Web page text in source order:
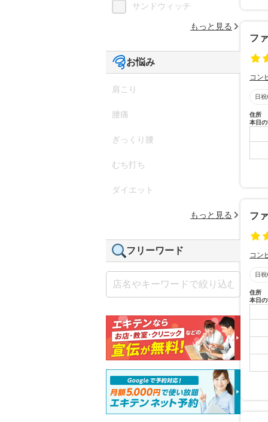
フ
コン
日
住所
本日
フ
コン
日
住所
本日
サンドウィッチ
もっと見る
お悩み
肩こり
腰痛
ぎっくり腰
むち打ち
ダイエット
もっと見る
フリーワード